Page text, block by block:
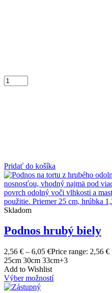
Pridať do košíka
Skladom
Podnos hrubý biely
2,56 € – 6,05 €Price range: 2,56
25cm 30cm 33cm+3
Add to Wishlist
Výber možností